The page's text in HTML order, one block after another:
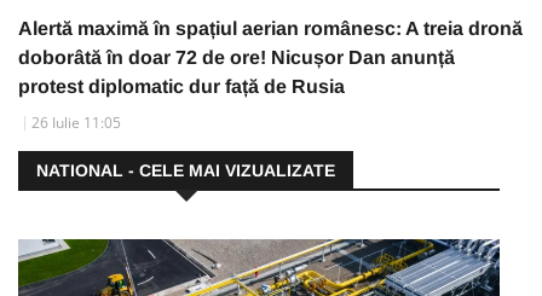
Alertă maximă în spațiul aerian românesc: A treia dronă
doborâtă în doar 72 de ore! Nicușor Dan anunță
protest diplomatic dur față de Rusia
26 Iulie 11:05
NATIONAL - CELE MAI VIZUALIZATE